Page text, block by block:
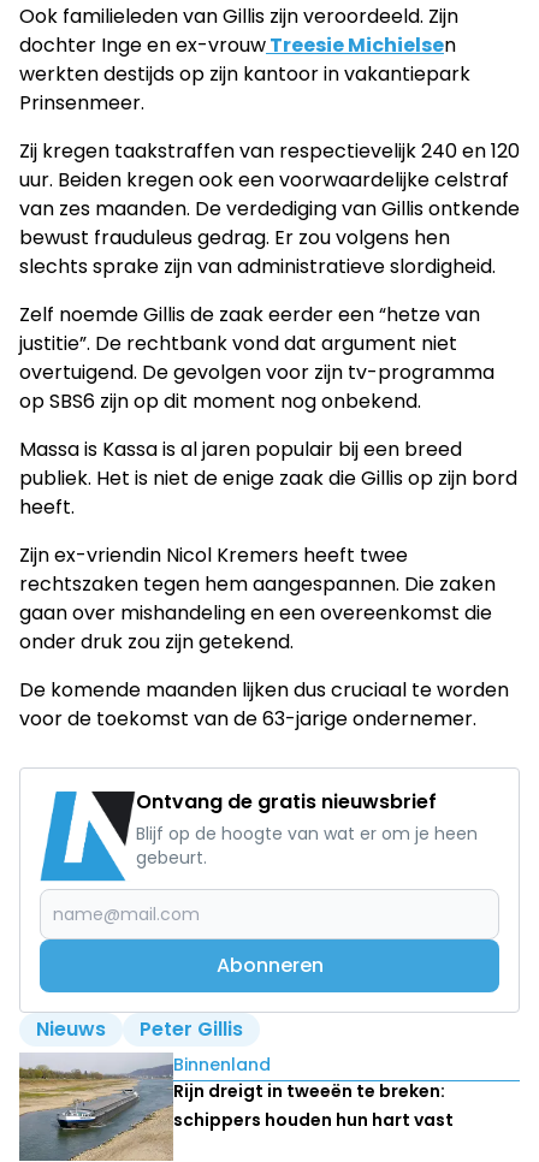
Ook familieleden van Gillis zijn veroordeeld. Zijn
dochter Inge en ex-vrouwTreesie Michielsen
werkten destijds op zijn kantoor in vakantiepark
Prinsenmeer.
Zij kregen taakstraffen van respectievelijk 240 en 120
uur. Beiden kregen ook een voorwaardelijke celstraf
van zes maanden. De verdediging van Gillis ontkende
bewust frauduleus gedrag. Er zou volgens hen
slechts sprake zijn van administratieve slordigheid.
Zelf noemde Gillis de zaak eerder een “hetze van
justitie”. De rechtbank vond dat argument niet
overtuigend. De gevolgen voor zijn tv-programma
op SBS6 zijn op dit moment nog onbekend.
Massa is Kassa is al jaren populair bij een breed
publiek. Het is niet de enige zaak die Gillis op zijn bord
heeft.
Zijn ex-vriendin Nicol Kremers heeft twee
rechtszaken tegen hem aangespannen. Die zaken
gaan over mishandeling en een overeenkomst die
onder druk zou zijn getekend.
De komende maanden lijken dus cruciaal te worden
voor de toekomst van de 63-jarige ondernemer.
Ontvang de gratis nieuwsbrief
Blijf op de hoogte van wat er om je heen
gebeurt.
Abonneren
Nieuws Peter Gillis
Lees ook
Binnenland
Rijn dreigt in tweeën te breken:
schippers houden hun hart vast